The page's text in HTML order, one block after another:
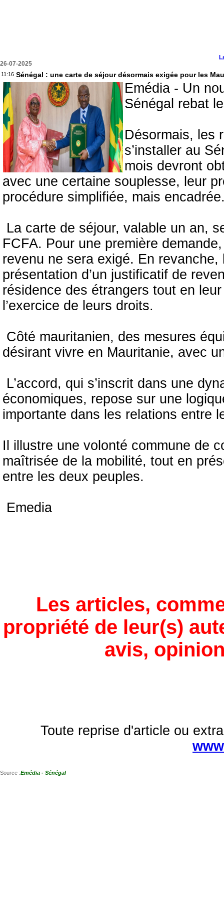
26-07-2025
11:16 Sénégal : une carte de séjour désormais exigée pour les
Emédia - Un
Sénégal rebat
Désormais, les
s’installer au
mois devront
avec une certaine souplesse, leur
procédure simplifiée, mais
‎La carte de séjour, valable un an,
FCFA. Pour une première
revenu ne sera exigé. En
présentation d’un justificatif de
résidence des étrangers tout en
l’exercice de leurs droits.
‎Côté mauritanien, des mesures
désirant vivre en Mauritanie, avec
‎L’accord, qui s’inscrit dans une
économiques, repose sur une
importante dans les relations entre
Il illustre une volonté commune de
maîtrisée de la mobilité, tout en
entre les deux peuples.
‎ ‎Emedia
Les articles,
propriété de leur(s)
avis,
Toute reprise d'article ou
Source :Emédia - Sénégal